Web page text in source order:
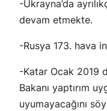
-Ukrayna’da
devam etmekte.
-Rusya 173. hava
-Katar Ocak 2019
Bakanı yaptırım
uyumayacağını